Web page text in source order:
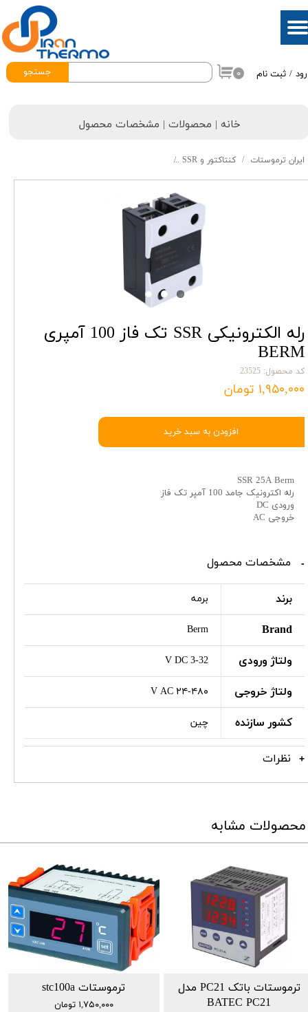
/ ثبت نام
حساب کاربری من
خروج از حساب کاربری
جستجو ۰
خانه | محصولات | مشخصات محصول
ایران ترموستات کنتاکتور و SSR
رله الکترونیکی SSR تک فاز 100 آمپری
BERM
کد محصول: 23525
۱,۹۵۰,۰۰۰ تومان
افزودن به سبد خرید
SSR 25A Berm
رله اکترونیک جامد 100 آمپر تک فاز
ورودی DC
خروجی AC
مشخصات محصول
برند برمه
Brand
Berm
ولتاژ ورودی V DC 3-32
ولتاژ خروجی ۲۴-۴۸۰ V AC
کشور سازنده چین
نظرات
محصولات مشابه
ترموستات باتک PC21 مدل
BATEC PC21
ترموستات stc100a
۱,۷۵۰,۰۰۰ تومان